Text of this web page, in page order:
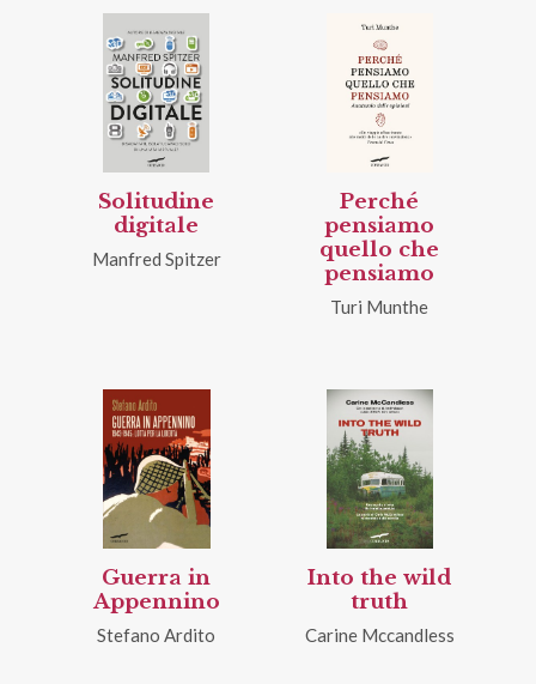
Solitudine
digitale
Manfred Spitzer
Perché
pensiamo
quello che
pensiamo
Turi Munthe
Guerra in
Appennino
Stefano Ardito
Into the wild
truth
Carine Mccandless